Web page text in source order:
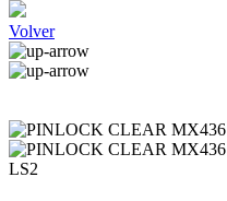
Volver
LS2